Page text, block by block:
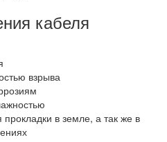
кабеля
взрыва
в земле, а так же в